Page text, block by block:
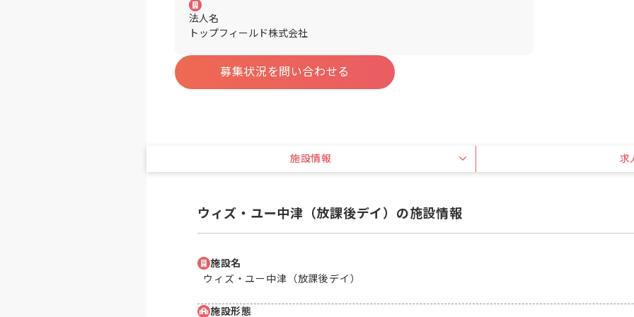
法人名
トップフィールド株式会社
募集状況を問い合わせる
施設情報 求
ウィズ・ユー中津（放課後デイ）の施設情報
施設名
ウィズ・ユー中津（放課後デイ）
施設形態